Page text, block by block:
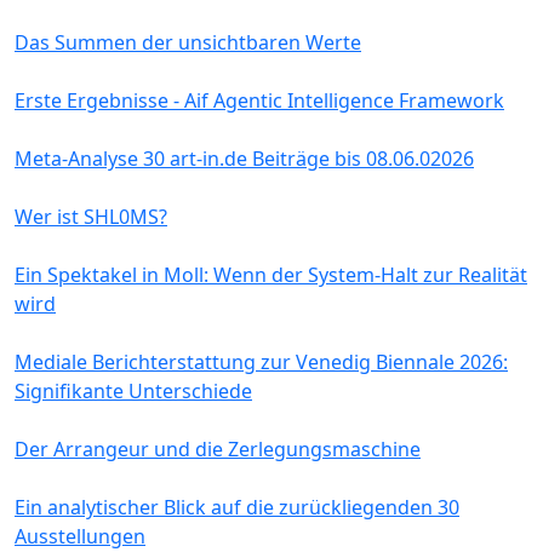
Das Summen der unsichtbaren Werte
Erste Ergebnisse - Aif Agentic Intelligence Framework
Meta-Analyse 30 art-in.de Beiträge bis 08.06.02026
Wer ist SHL0MS?
Ein Spektakel in Moll: Wenn der System-Halt zur Realität
wird
Mediale Berichterstattung zur Venedig Biennale 2026:
Signifikante Unterschiede
Der Arrangeur und die Zerlegungsmaschine
Ein analytischer Blick auf die zurückliegenden 30
Ausstellungen